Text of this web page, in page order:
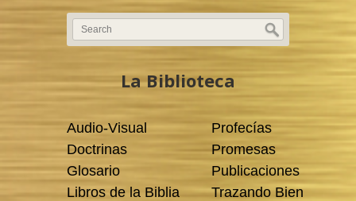
La Biblioteca
Audio-Visual
Profecías
Doctrinas
Promesas
Glosario
Publicaciones
Libros de la Biblia
Trazando Bien